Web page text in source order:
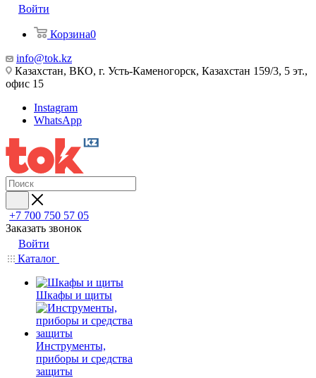
Войти
Корзина0
info@tok.kz
Казахстан, ВКО, г. Усть-Каменогорск, Казахстан 159/3, 5 эт.,
офис 15
Instagram
WhatsApp
+7 700 750 57 05
Заказать звонок
Войти
Каталог
Шкафы и щиты
Инструменты,
приборы и средства
защиты